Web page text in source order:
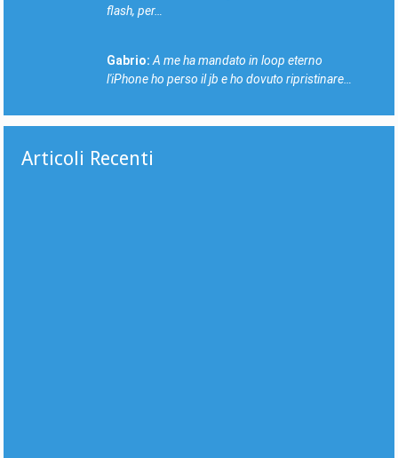
flash, per…
Gabrio: A me ha mandato in loop eterno
l'iPhone ho perso il jb e ho dovuto ripristinare…
Articoli Recenti